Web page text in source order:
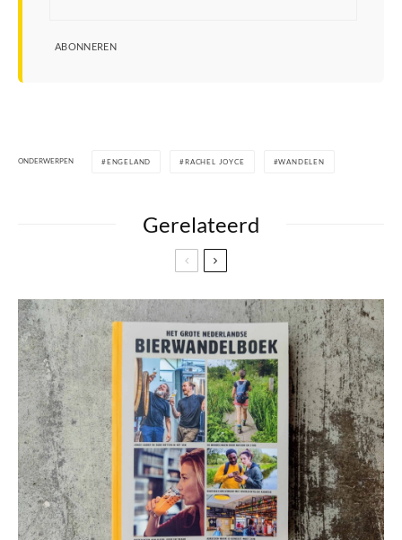
ABONNEREN
ONDERWERPEN ENGELAND RACHEL JOYCE WANDELEN
Gerelateerd